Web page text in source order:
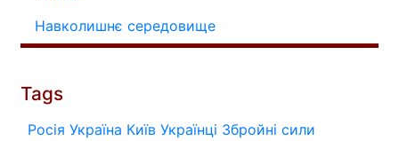
Навколишнє середовище
Tags
Росія Україна Київ Українці Збройні сили